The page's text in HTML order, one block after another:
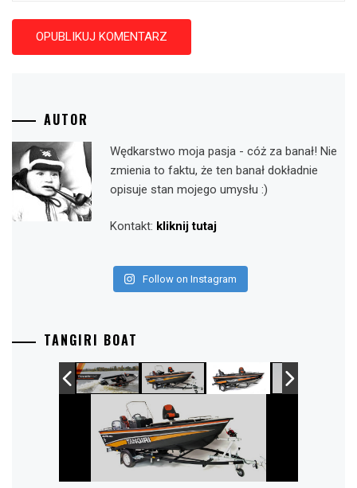
AUTOR
Wędkarstwo moja pasja - cóż za banał! Nie
zmienia to faktu, że ten banał dokładnie
opisuje stan mojego umysłu :)
Kontakt: kliknij tutaj
Follow on Instagram
TANGIRI BOAT